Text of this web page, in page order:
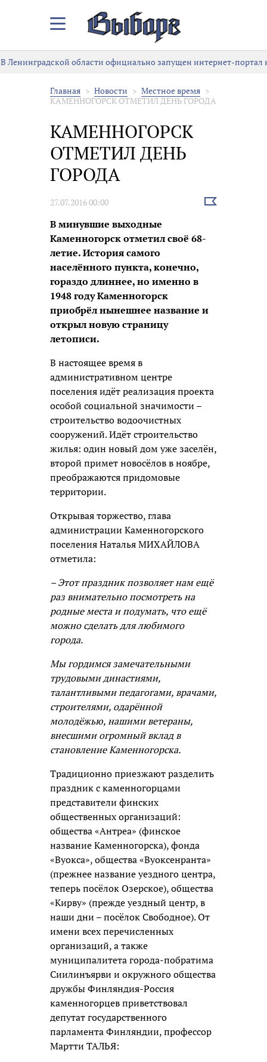
Закрыть/
меню
области официально запущен интернет-портал к
Главная Новости
Местное время
КАМЕННОГОРСК ОТМЕТИЛ ДЕНЬ ГОРОДА
КАМЕННОГОРСК
ОТМЕТИЛ ДЕНЬ
ГОРОДА
27.07.2016 00:00
Выбрать
В минувшие выходные
Каменногорск отметил своё 68-
летие. История самого
населённого пункта, конечно,
гораздо длиннее, но именно в
1948 году Каменногорск
приобрёл нынешнее название и
открыл новую страницу
летописи.
В настоящее время в
административном центре
поселения идёт реализация проекта
особой социальной значимости –
строительство водоочистных
сооружений. Идёт строительство
жилья: один новый дом уже заселён,
второй примет новосёлов в ноябре,
преображаются придомовые
территории.
Открывая торжество, глава
администрации Каменногорского
поселения Наталья МИХАЙЛОВА
отметила:
– Этот праздник позволяет нам ещё
раз внимательно посмотреть на
родные места и подумать, что ещё
можно сделать для любимого
города.
Мы гордимся замечательными
трудовыми династиями,
талантливыми педагогами, врачами,
строителями, одарённой
молодёжью, нашими ветераны,
внесшими огромный вклад в
становление Каменногорска.
Традиционно приезжают разделить
праздник с каменногорцами
представители финских
общественных организаций:
общества «Антреа» (финское
название Каменногорска), фонда
«Вуокса», общества «Вуоксенранта»
(прежнее название уездного центра,
теперь посёлок Озерское), общества
«Кирву» (прежде уездный центр, в
наши дни – посёлок Свободное). От
имени всех перечисленных
организаций, а также
муниципалитета города-побратима
Сиилинъярви и окружного общества
дружбы Финляндия-Россия
каменногорцев приветствовал
депутат государственного
парламента Финляндии, профессор
Мартти ТАЛЬЯ: